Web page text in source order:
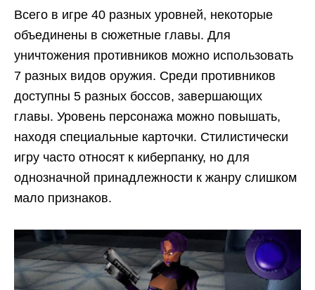
Всего в игре 40 разных уровней, некоторые
объединены в сюжетные главы. Для
уничтожения противников можно использовать
7 разных видов оружия. Среди противников
доступны 5 разных боссов, завершающих
главы. Уровень персонажа можно повышать,
находя специальные карточки. Стилистически
игру часто относят к киберпанку, но для
однозначной принадлежности к жанру слишком
мало признаков.